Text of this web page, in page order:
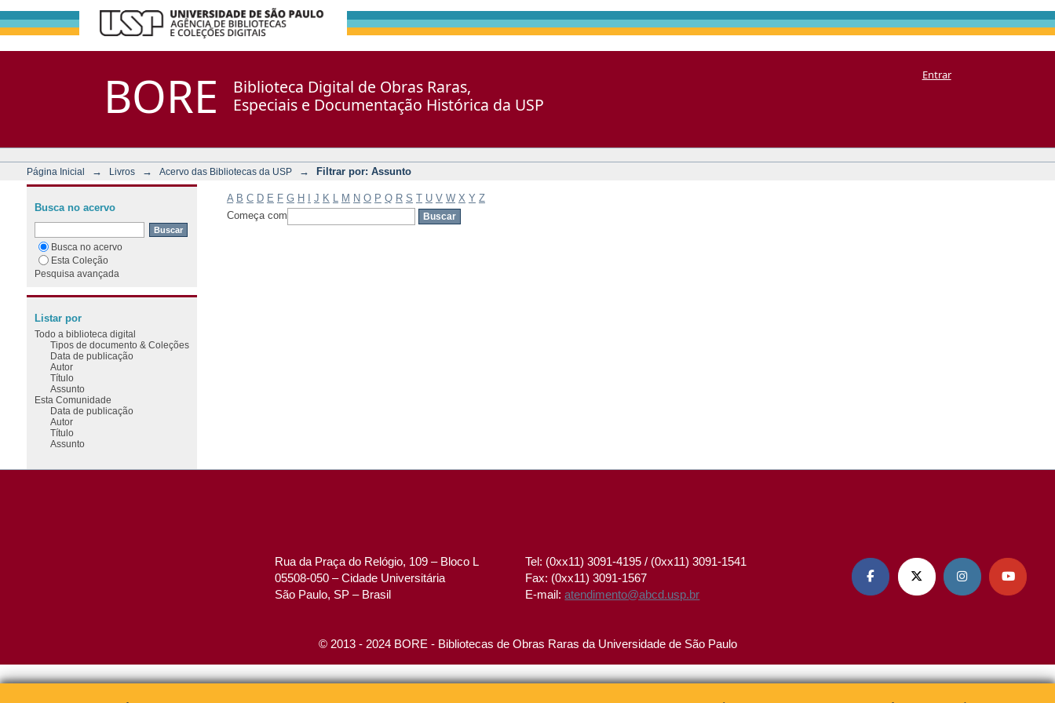
BORE
Biblioteca Digital de Obras Raras,
Especiais e Documentação Histórica da USP
Entrar
Página Inicial → Livros → Acervo das Bibliotecas da USP → Filtrar por: Assunto
A B C D E F G H J K M N O P Q R S T U V W X Y Z
Começa com
Busca no acervo
Busca no acervo
Esta Coleção
Pesquisa avançada
Listar por
Todo a biblioteca digital
Tipos de documento & Coleções
Data de publicação
Autor
Título
Assunto
Esta Comunidade
Data de publicação
Autor
Título
Assunto
Rua da Praça do Relógio, 109 – Bloco L
05508-050 – Cidade Universitária
São Paulo, SP – Brasil
Tel: (0xx11) 3091-4195 / (0xx11) 3091-1541
Fax: (0xx11) 3091-1567
E-mail:atendimento@abcd.usp.br
   
© 2013 - 2024 BORE - Bibliotecas de Obras Raras da Universidade de São Paulo